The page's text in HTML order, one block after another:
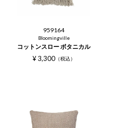
959164
Bloomingville
コットンスロー ボタニカル
¥ 3,300 税込